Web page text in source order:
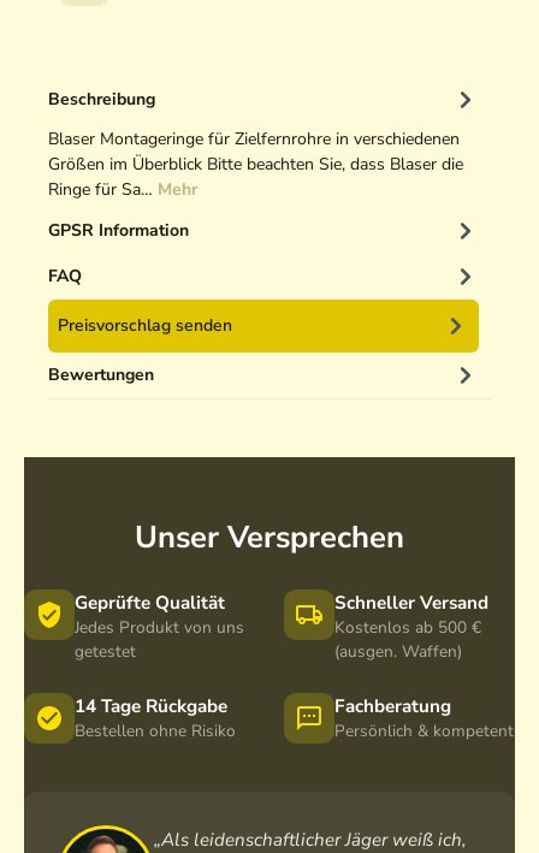
e
m
o
n
t
Beschreibung
Blaser Montageringe für Zielfernrohre in verschiedenen
Größen im Überblick Bitte beachten Sie, dass Blaser die
Ringe für Sa… Mehr
GPSR Information
FAQ
Preisvorschlag senden
Bewertungen
Unser Versprechen
Geprüfte Qualität
Jedes Produkt von uns
getestet
Schneller Versand
Kostenlos ab 500 €
(ausgen. Waffen)
14 Tage Rückgabe
Bestellen ohne Risiko
Fachberatung
Persönlich & kompetent
„Als leidenschaftlicher Jäger weiß ich,